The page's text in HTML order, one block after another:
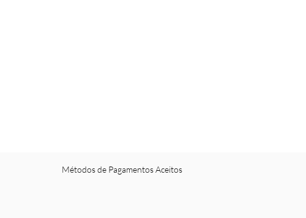
Métodos de Pagamentos Aceitos